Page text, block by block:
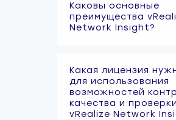
Каковы основные
преимущества
Network Insight?
Какая лицензия
для использования
возможностей
качества и
vRealize Network